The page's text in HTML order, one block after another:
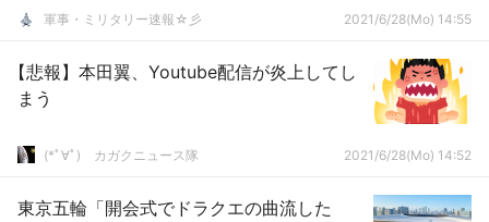
軍事・ミリタリー速報☆彡 2021/6/28(Mo) 14:55
【悲報】本田翼、Youtube配信が炎上してし
まう
(*ﾟ∀ﾟ)ゞカガクニュース隊 2021/6/28(Mo) 14:52
東京五輪「開会式でドラクエの曲流した